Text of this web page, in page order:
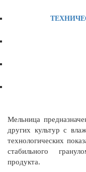
Мельница
других культур с
технологических
стабильного
продукта.